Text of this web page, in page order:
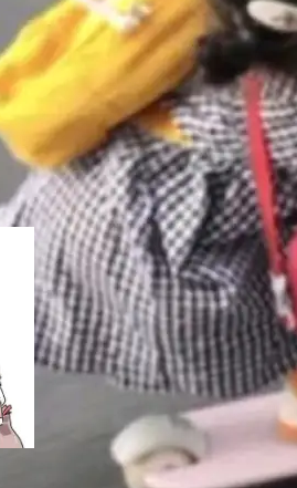
的高性能通信组
中实现了一
信引擎（Engine），
，通过调用公有云模
研发效率。但随着 AI
走向团队级、组织
过程中，对安全性、
要求。 首先是数据
普通研发场景，公
效率提升的需求。
对数据安全要求较...
中展示人工智能在
底座、行业赋能、
五大方向。深信服
成功入选！ 随着各行
，算力构成形态逐
发生变化：不只是
混合算力时代下，
充分利用，以及持
。 深信服AI算力网关
Token治理和成本治
算力都看得清、管
安全！ 一、从现在开
一个时代的结
作者之一。
的作者之一。
首席科学家。 Jeff D
后，宣布离职。 他
还有 Sanjay Ghema
，Jeff Dean 二十多
和 Bigtable 的共同
大脑核心成员，Se
人）以及 Oriol Vin
AlphaSta...
发布：界面
忆搜索增强
编码智能体，这一轮
住」三件事一次补
是杭州无
码智能体——一位全
理解需求、规划步
挑平台，curl 一行
· GitCode · GitHu
）、macOS / Linu
。 # macOS / Linu
https://solon.noea
放AI Coding
CodeArts）
作用与价值 在软件工
知识资产的主要载
含数十万乃至数百万
调用可承载的上下
续扩张与代码历史的
系、接口契约、业
于数十乃至数百个文